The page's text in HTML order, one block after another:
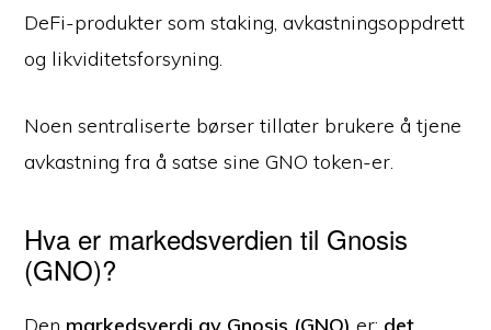
DeFi-produkter som staking, avkastningsoppdrett
og likviditetsforsyning.
Noen sentraliserte børser tillater brukere å tjene
avkastning fra å satse sine GNO token-er.
Hva er markedsverdien til Gnosis
(GNO)?